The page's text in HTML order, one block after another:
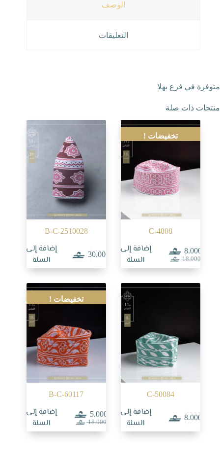
الوصف
التعليقات
متوفرة في فرع بهلا
منتجات ذات صلة
تخفيضات !
C-4808
18.000السعر
الأصلي
18.000.
8.000
السعر
الحالي
8.000.
إضافة إلى
السلة
B-C-2510028
30.000
إضافة إلى
السلة
C-50084
8.000
إضافة إلى
السلة
تخفيضات !
B-C-60117
18.000السعر
الأصلي
5.000
السعر
الحالي
إضافة إلى
السلة